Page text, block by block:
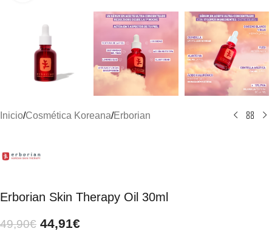
Inicio/Cosmética Koreana/Erborian
Erborian Skin Therapy Oil 30ml
49,90€ 44,91€